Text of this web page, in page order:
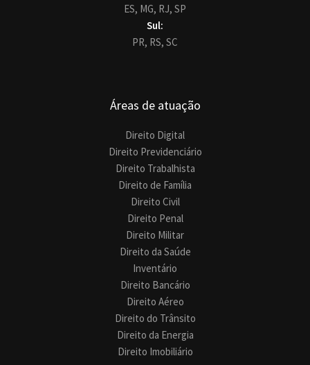
ES, MG, RJ, SP
Sul:
PR, RS, SC
Áreas de atuação
Direito Digital
Direito Previdenciário
Direito Trabalhista
Direito de Família
Direito Civil
Direito Penal
Direito Militar
Direito da Saúde
Inventário
Direito Bancário
Direito Aéreo
Direito do Trânsito
Direito da Energia
Direito Imobiliário